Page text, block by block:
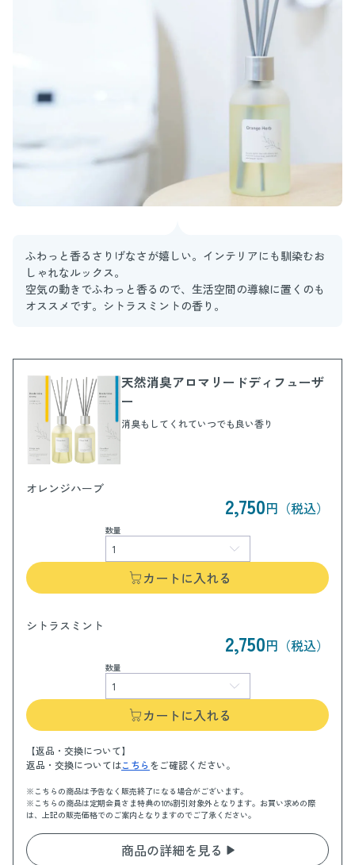
ふわっと香るさりげなさが嬉しい。インテリアにも馴染むお
しゃれなルックス。
空気の動きでふわっと香るので、生活空間の導線に置くのも
オススメです。シトラスミントの香り。
天然消臭アロマリードディフューザ
ー
消臭もしてくれていつでも良い香り
オレンジハーブ
2,750円（税込）
数量
カートに入れる
シトラスミント
2,750円（税込）
数量
カートに入れる
【返品・交換について】
返品・交換についてはこちらをご確認ください。
※こちらの商品は予告なく販売終了になる場合がございます。
※こちらの商品は定期会員さま特典の10%割引対象外となります。お買い求めの際
は、上記の販売価格でのご案内となりますのでご了承ください。
商品の詳細を見る